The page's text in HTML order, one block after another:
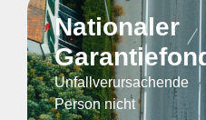
Nationaler
Unfallverursachende
Person nicht